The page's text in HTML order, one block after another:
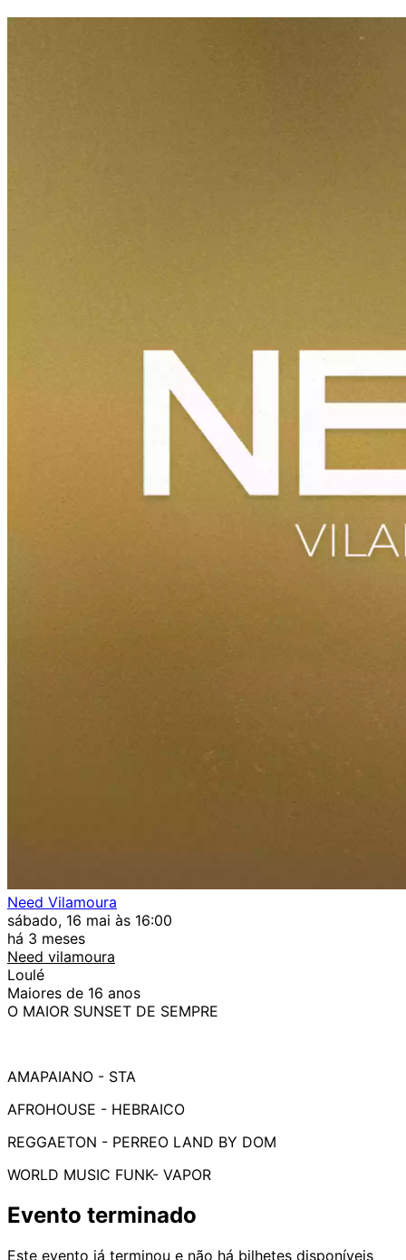
Need Vilamoura
sábado, 16 mai às 16:00
há 3 meses
Need vilamoura
Loulé
Maiores de 16 anos
O MAIOR SUNSET DE SEMPRE
AMAPAIANO - STA
AFROHOUSE - HEBRAICO
REGGAETON - PERREO LAND BY DOM
WORLD MUSIC FUNK- VAPOR
Evento terminado
Este evento já terminou e não há bilhetes disponíveis